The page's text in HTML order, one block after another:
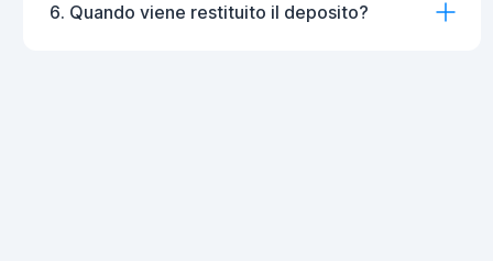
6. Quando viene restituito il deposito?